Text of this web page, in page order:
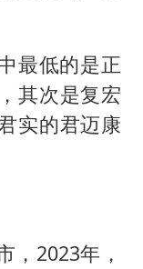
最低的是正
其次是复宏
实的君迈康
，2023年，